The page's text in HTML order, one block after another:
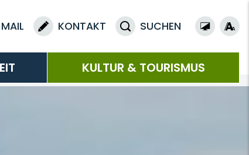
KONTAKT SUCHEN
KULTUR & TOURISMUS